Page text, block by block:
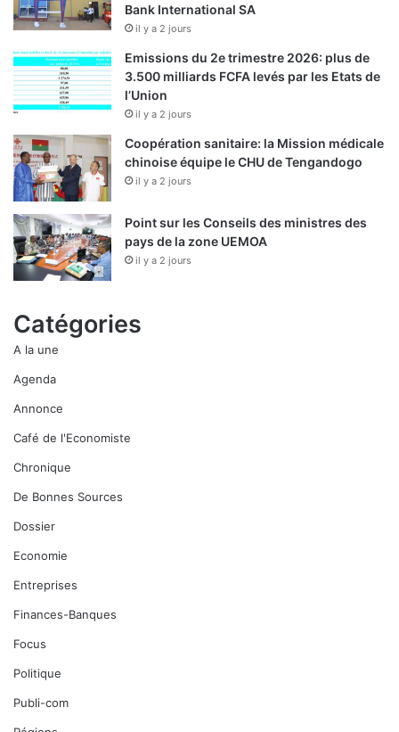
Bank International SA
il y a 2 jours
Emissions du 2e trimestre 2026: plus de
3.500 milliards FCFA levés par les Etats de
l’Union
il y a 2 jours
Coopération sanitaire: la Mission médicale
chinoise équipe le CHU de Tengandogo
il y a 2 jours
Point sur les Conseils des ministres des
pays de la zone UEMOA
il y a 2 jours
Catégories
A la une
Agenda
Annonce
Café de l'Economiste
Chronique
De Bonnes Sources
Dossier
Economie
Entreprises
Finances-Banques
Focus
Politique
Publi-com